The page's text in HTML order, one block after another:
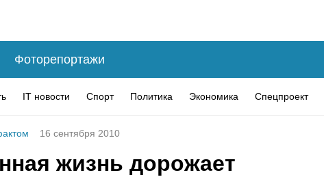
Фоторепортажи
IT новости Спорт Политика Экономика Спецпроект
16 сентября 2010
жизнь дорожает